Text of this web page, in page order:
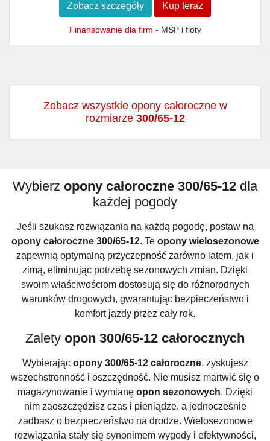
Zobacz szczegóły Kup teraz
Finansowanie dla firm - MŚP i floty
Zobacz wszystkie opony całoroczne w
rozmiarze 300/65-12
Wybierz opony całoroczne 300/65-12 dla
każdej pogody
Jeśli szukasz rozwiązania na każdą pogodę, postaw na
opony całoroczne 300/65-12. Te opony wielosezonowe
zapewnią optymalną przyczepność zarówno latem, jak i
zimą, eliminując potrzebę sezonowych zmian. Dzięki
swoim właściwościom dostosują się do różnorodnych
warunków drogowych, gwarantując bezpieczeństwo i
komfort jazdy przez cały rok.
Zalety opon 300/65-12 całorocznych
Wybierając opony 300/65-12 całoroczne, zyskujesz
wszechstronność i oszczędność. Nie musisz martwić się o
magazynowanie i wymianę opon sezonowych. Dzięki
nim zaoszczędzisz czas i pieniądze, a jednocześnie
zadbasz o bezpieczeństwo na drodze. Wielosezonowe
rozwiązania stały się synonimem wygody i efektywności,